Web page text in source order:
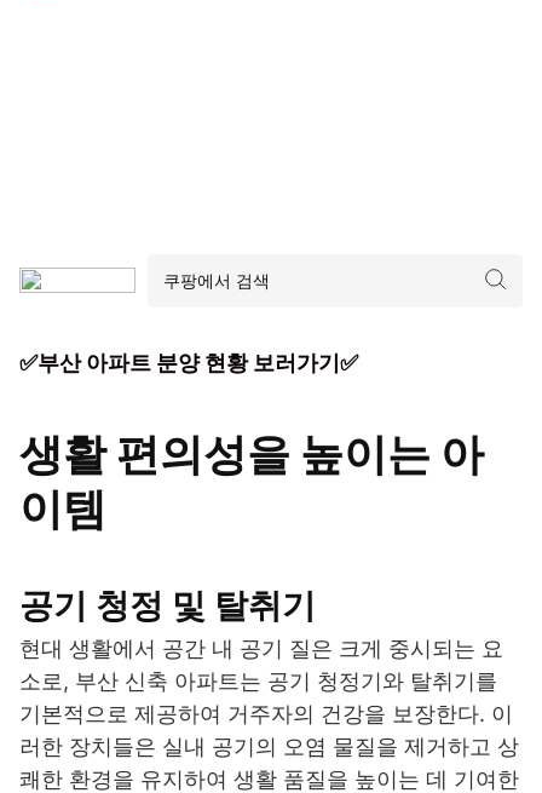
✅부산 아파트 분양 현황 보러가기✅
생활 편의성을 높이는 아
이템
공기 청정 및 탈취기
현대 생활에서 공간 내 공기 질은 크게 중시되는 요
소로, 부산 신축 아파트는 공기 청정기와 탈취기를
기본적으로 제공하여 거주자의 건강을 보장한다. 이
러한 장치들은 실내 공기의 오염 물질을 제거하고 상
쾌한 환경을 유지하여 생활 품질을 높이는 데 기여한